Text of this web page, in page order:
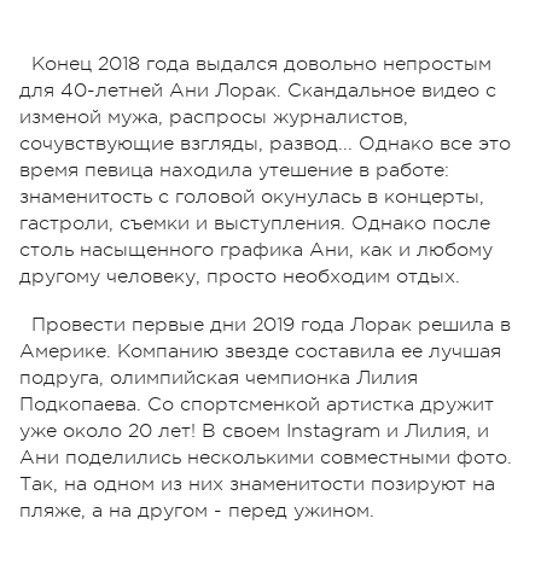
Конец 2018 года выдался довольно непростым
для 40-летней Ани Лорак. Скандальное видео с
изменой мужа, распросы журналистов,
сочувствующие взгляды, развод... Однако все это
время певица находила утешение в работе:
знаменитость с головой окунулась в концерты,
гастроли, съемки и выступления. Однако после
столь насыщенного графика Ани, как и любому
другому человеку, просто необходим отдых.
Провести первые дни 2019 года Лорак решила в
Америке. Компанию звезде составила ее лучшая
подруга, олимпийская чемпионка Лилия
Подкопаева. Со спортсменкой артистка дружит
уже около 20 лет! В своем Instagram и Лилия, и
Ани поделились несколькими совместными фото.
Так, на одном из них знаменитости позируют на
пляже, а на другом - перед ужином.